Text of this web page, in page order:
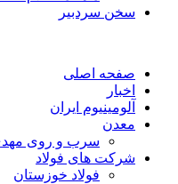
سخن سردبیر
صفحه اصلی
اخبار
آلومینیوم ایران
معدن
سرب و روی مهدی
شرکت های فولاد
فولاد خوزستان